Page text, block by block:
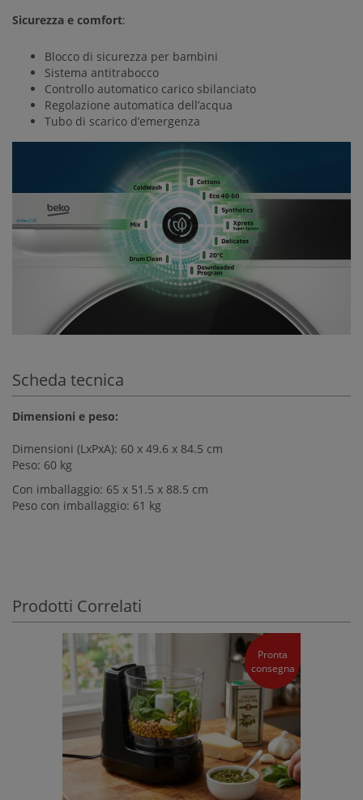
Sicurezza e comfort:
Blocco di sicurezza per bambini
Sistema antitrabocco
Controllo automatico carico sbilanciato
Regolazione automatica dell’acqua
Tubo di scarico d’emergenza
Scheda tecnica
Dimensioni e peso:
Dimensioni (LxPxA): 60 x 49.6 x 84.5 cm
Peso: 60 kg
Con imballaggio: 65 x 51.5 x 88.5 cm
Peso con imballaggio: 61 kg
Prodotti Correlati
Pronta
consegna